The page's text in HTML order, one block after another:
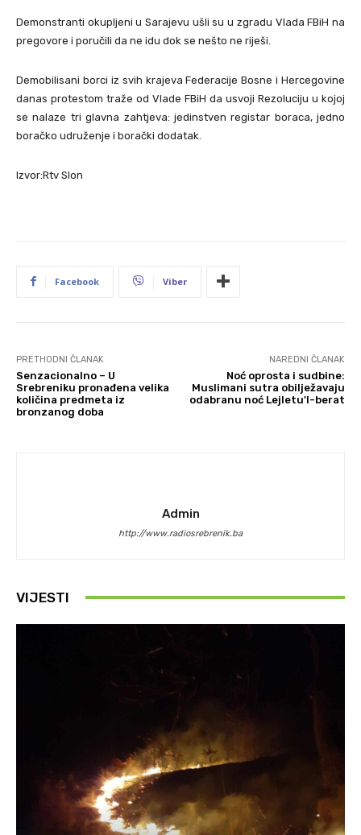
Demonstranti okupljeni u Sarajevu ušli su u zgradu Vlada FBiH na
pregovore i poručili da ne idu dok se nešto ne riješi.
Demobilisani borci iz svih krajeva Federacije Bosne i Hercegovine
danas protestom traže od Vlade FBiH da usvoji Rezoluciju u kojoj
se nalaze tri glavna zahtjeva: jedinstven registar boraca, jedno
boračko udruženje i borački dodatak.
Izvor:Rtv Slon
Facebook Viber
PRETHODNI ČLANAK
Senzacionalno – U
Srebreniku pronađena velika
količina predmeta iz
bronzanog doba
NAREDNI ČLANAK
Noć oprosta i sudbine:
Muslimani sutra obilježavaju
odabranu noć Lejletu'l-berat
Admin
http://www.radiosrebrenik.ba
VIJESTI